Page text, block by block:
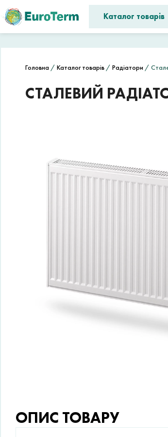
Каталог товарів
Головна / Каталог товарів / Радіатори /
СТАЛЕВИЙ
ОПИС ТОВАРУ